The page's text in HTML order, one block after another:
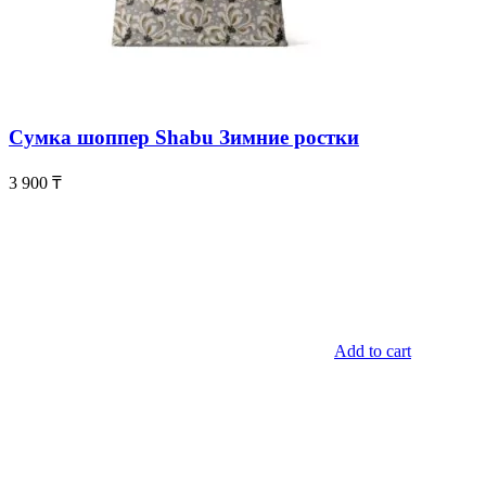
Сумка шоппер Shabu Зимние ростки
3 900 ₸
Add to cart